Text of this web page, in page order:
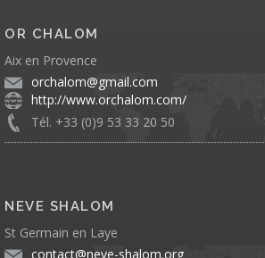
OR CHALOM
Aix en Provence
orchalom@gmail.com
http://www.orchalom.com/
Tél. +33 (0)9 53 33 20 50
NEVE SHALOM
St Germain en Laye
contact@neve-shalom.org